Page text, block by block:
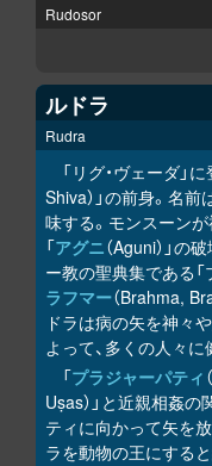
Rudosor
ルドラ
Rudra
「リグ・ヴェーダ」
Shiva）」の前身。名前
味する。モンスーン
「アグニ（Aguni）」
ー教の聖典集である「
ラフマー（Brahma,
ドラは病の矢を神々
よって、多くの人々に
「プラジャーパティ
Uṣas）」と近親相姦
ティに向かって矢を
ラを動物の王にする